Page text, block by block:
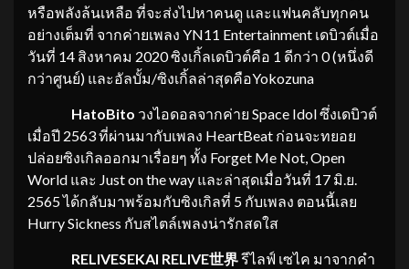
หรือพลังล้นเหลือ ที่จะส่งไปหาคนดู และแฟนคลับทุกคน
อย่างเต็มที่ จากค่ายเพลง YN11 Entertainment เดบิวต์เมื่อ
วันที่ 14 สิงหาคม 2020 ซิงเกิ้ลเดบิวต์คือ 1 ดีกว่า 0 (หนึ่งดี
กว่าศูนย์) และอัลบั้ม/ซิงเกิ้ลล่าสุดคือYokozuna
HatoBito วงไอดอลจากค่าย Space Idol ซึ่งเดบิวต์
เมื่อปี 2563 ที่ผ่านมากับเพลง HeartBeat ก่อนจะทยอย
ปล่อยซิงเกิลออกมาเรื่อยๆ ทั้ง Forget Me Not, Open
World และ Just on the way และล่าสุดเมื่อวันที่ 17 มิ.ย.
2565 ได้กลับมาพร้อมกับซิงเกิลที่ 5 กับเพลง ตอนนี้เลย
Hurry Sickness กับสไตล์เพลงน่ารักสดใส
RELIVESEKAI RELIVE世界รีไลฟ์ เซไค มาจากคำ